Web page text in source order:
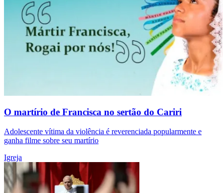
O martírio de Francisca no sertão do Cariri
Adolescente vítima da violência é reverenciada popularmente e
ganha filme sobre seu martírio
Igreja